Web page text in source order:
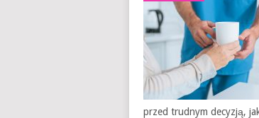
przed trudnym decyzją,